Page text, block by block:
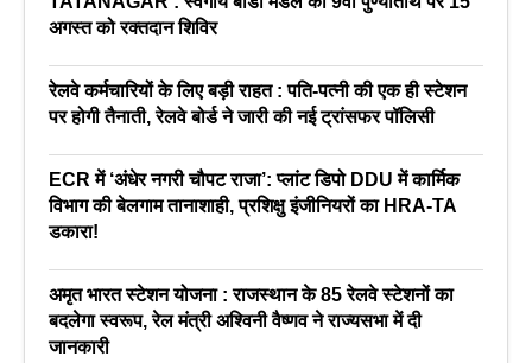
अगस्त को रक्तदान शिविर
रेलवे कर्मचारियों के लिए बड़ी राहत : पति-पत्नी की एक ही स्टेशन
पर होगी तैनाती, रेलवे बोर्ड ने जारी की नई ट्रांसफर पॉलिसी
ECR में ‘अंधेर नगरी चौपट राजा’: प्लांट डिपो DDU में कार्मिक
विभाग की बेलगाम तानाशाही, प्रशिक्षु इंजीनियरों का HRA-TA
डकारा!
अमृत भारत स्टेशन योजना : राजस्थान के 85 रेलवे स्टेशनों का
बदलेगा स्वरूप, रेल मंत्री अश्विनी वैष्णव ने राज्यसभा में दी
जानकारी